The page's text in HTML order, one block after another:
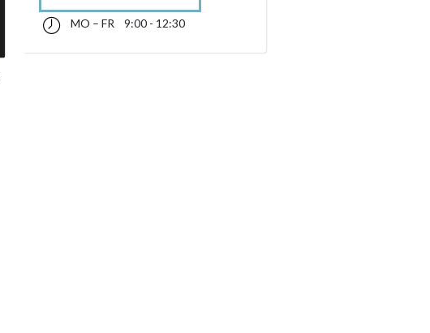
accessibility.sr-only.opening_hours
Montag bis Freitag 09:00 - 12:30
MO – FR 9:00 - 12:30